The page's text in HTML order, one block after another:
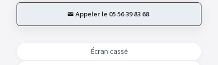
Appeler le 05 56 39 83 68
Écran cassé